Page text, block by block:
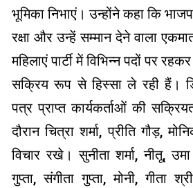
भूमिका निभाएं। उन्होंने कहा कि
रक्षा और उन्हें सम्मान देने वाला
महिलाएं पार्टी में विभिन्न पदों पर रहकर
सक्रिय रूप से हिस्सा ले रही हैं।
पत्र प्राप्त कार्यकर्ताओं की
दौरान चित्रा शर्मा, प्रीति गौड़,
विचार रखे। सुनीता शर्मा, नीतू,
गुप्ता, संगीता गुप्ता, मोनी, गीता